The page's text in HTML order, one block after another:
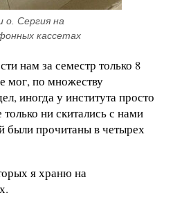
о. Сергия на
кассетах
нам за семестр только 8
мог, по множеству
иногда у института просто
ни скитались с нами
были прочитаны в четырех
я храню на